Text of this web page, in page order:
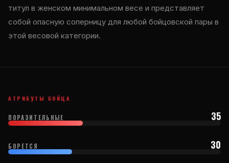
титул в женском минимальном весе и представляет
собой опасную соперницу для любой бойцовской пары в
этой весовой категории.
АТРИБУТЫ БОЙЦА
ПОРАЗИТЕЛЬНЫЕ 35
БОРЕТСЯ 30